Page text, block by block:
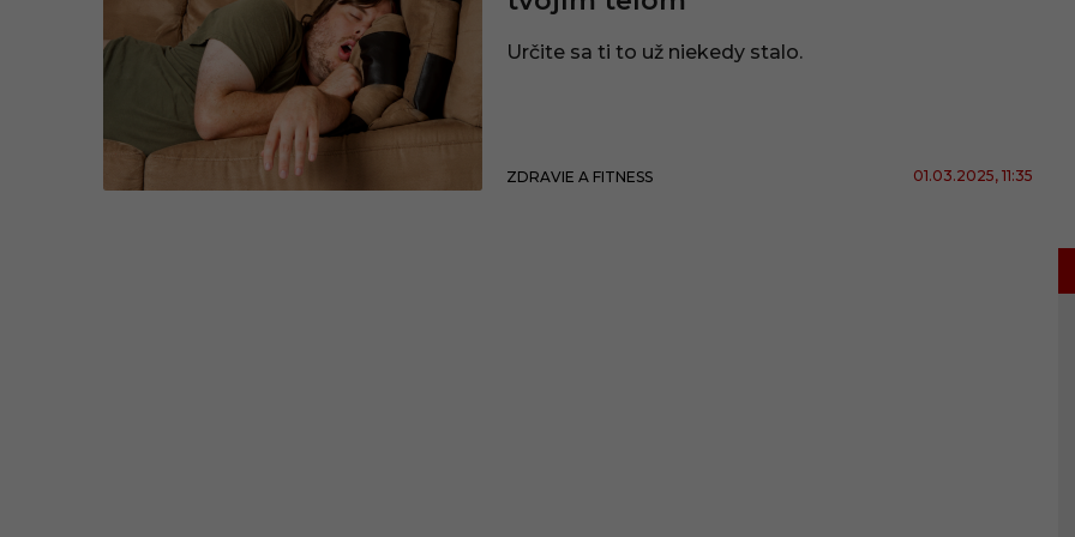
Určite sa ti to už niekedy stalo.
ZDRAVIE A FITNESS 01.03.2025, 11:35